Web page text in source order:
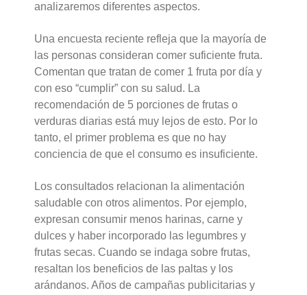
analizaremos diferentes aspectos.
Una encuesta reciente refleja que la mayoría de
las personas consideran comer suficiente fruta.
Comentan que tratan de comer 1 fruta por día y
con eso “cumplir” con su salud. La
recomendación de 5 porciones de frutas o
verduras diarias está muy lejos de esto. Por lo
tanto, el primer problema es que no hay
conciencia de que el consumo es insuficiente.
Los consultados relacionan la alimentación
saludable con otros alimentos. Por ejemplo,
expresan consumir menos harinas, carne y
dulces y haber incorporado las legumbres y
frutas secas. Cuando se indaga sobre frutas,
resaltan los beneficios de las paltas y los
arándanos. Años de campañas publicitarias y